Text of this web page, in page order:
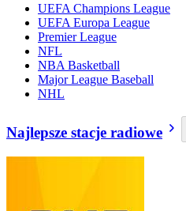
UEFA Champions League
UEFA Europa League
Premier League
NFL
NBA Basketball
Major League Baseball
NHL
Najlepsze stacje radiowe